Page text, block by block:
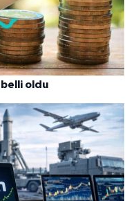
belli oldu